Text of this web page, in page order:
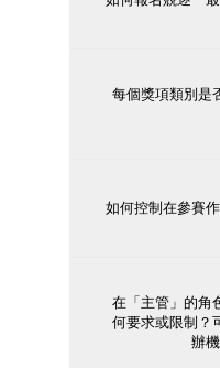
每個獎項類別是
如何控制在參賽
在「主管」的角
何要求或限制？
辦